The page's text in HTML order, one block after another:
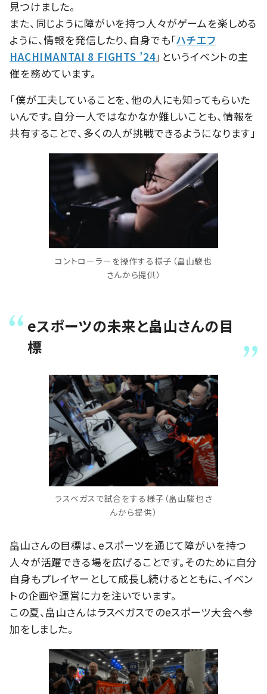
見つけました。
また、同じように障がいを持つ人々がゲームを楽しめる
ように、情報を発信したり、自身でも「ハチエフ
HACHIMANTAI 8 FIGHTS ’24」というイベントの主
催を務めています。
「僕が工夫していることを、他の人にも知ってもらいた
いんです。自分一人ではなかなか難しいことも、情報を
共有することで、多くの人が挑戦できるようになります」
コントローラーを操作する様子（畠山駿也
さんから提供）
eスポーツの未来と畠山さんの目
標
ラスベガスで試合をする様子（畠山駿也さ
んから提供）
畠山さんの目標は、eスポーツを通じて障がいを持つ
人々が活躍できる場を広げることです。そのために自分
自身もプレイヤーとして成長し続けるとともに、イベン
トの企画や運営に力を注いでいます。
この夏、畠山さんはラスベガスでのeスポーツ大会へ参
加をしました。